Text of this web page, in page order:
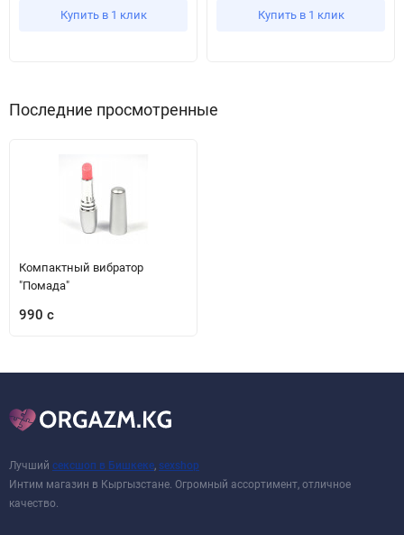
Купить в 1 клик Купить в 1 клик
Последние просмотренные
Компактный вибратор
"Помада"
990 с
Лучший сексшоп в Бишкеке sexshop
Интим магазин в Кыргызстане. Огромный ассортимент, отличное
качество.